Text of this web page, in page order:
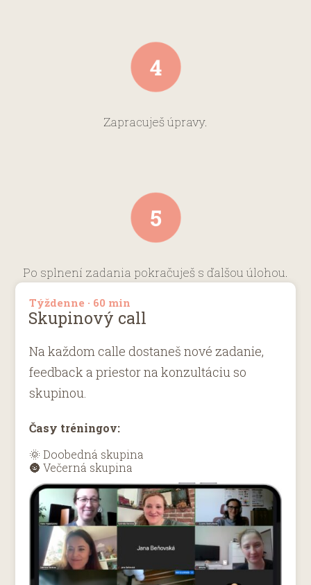
Zapracuješ úpravy.
Po splnení zadania pokračuješ s ďalšou úlohou.
Týždenne · 60 min
Skupinový call
Na každom calle dostaneš nové zadanie,
feedback a priestor na konzultáciu so
skupinou.
Časy tréningov:
🌞 Doobedná skupina
🌚 Večerná skupina